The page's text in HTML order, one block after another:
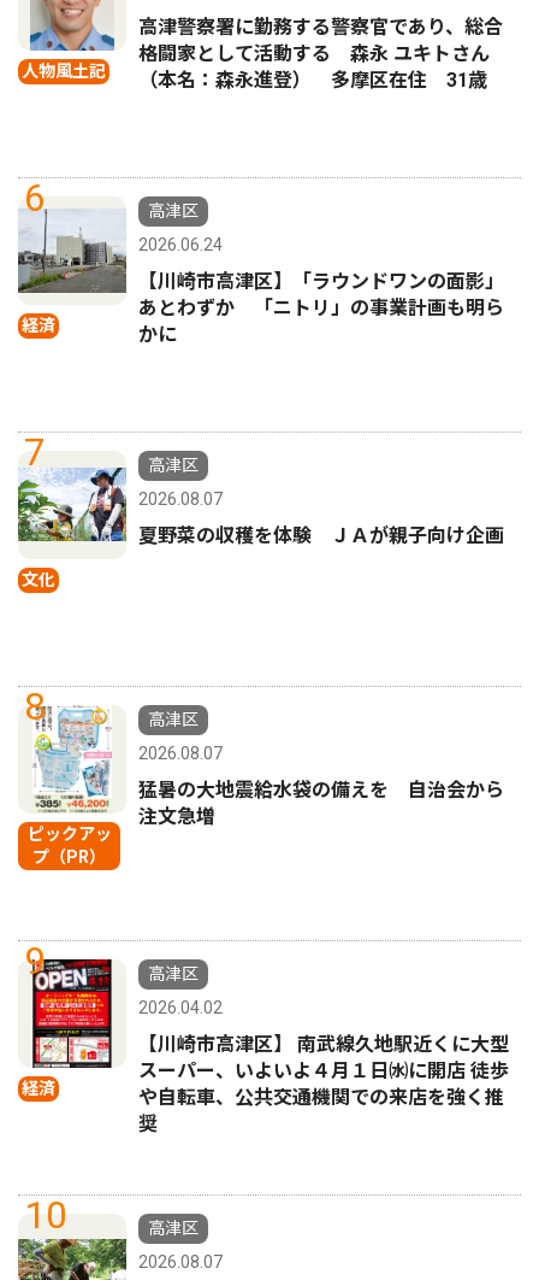
人物風土記
高津警察署に勤務する警察官であり、総合
格闘家として活動する 森永 ユキトさん
（本名：森永進登） 多摩区在住 31歳
6
経済
高津区
2026.06.24
【川崎市高津区】「ラウンドワンの面影」
あとわずか 「ニトリ」の事業計画も明ら
かに
7
文化
高津区
2026.08.07
夏野菜の収穫を体験 ＪＡが親子向け企画
8
ピックアッ
プ（PR）
高津区
2026.08.07
猛暑の大地震給水袋の備えを 自治会から
注文急増
9
経済
高津区
2026.04.02
【川崎市高津区】 南武線久地駅近くに大型
スーパー、いよいよ４月１日㈬に開店 徒歩
や自転車、公共交通機関での来店を強く推
奨
10
高津区
2026.08.07